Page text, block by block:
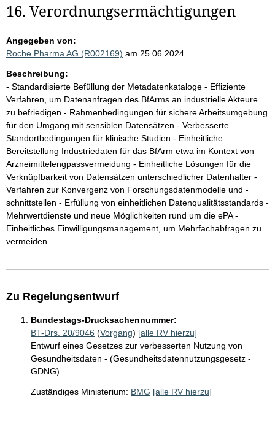
16. Verordnungsermächtigungen
Angegeben von:
Roche Pharma AG (R002169) am 25.06.2024
Beschreibung:
- Standardisierte Befüllung der Metadatenkataloge - Effiziente
Verfahren, um Datenanfragen des BfArms an industrielle Akteure
zu befriedigen - Rahmenbedingungen für sichere Arbeitsumgebung
für den Umgang mit sensiblen Datensätzen - Verbesserte
Standortbedingungen für klinische Studien - Einheitliche
Bereitstellung Industriedaten für das BfArm etwa im Kontext von
Arzneimittelengpassvermeidung - Einheitliche Lösungen für die
Verknüpfbarkeit von Datensätzen unterschiedlicher Datenhalter -
Verfahren zur Konvergenz von Forschungsdatenmodelle und -
schnittstellen - Erfüllung von einheitlichen Datenqualitätsstandards -
Mehrwertdienste und neue Möglichkeiten rund um die ePA -
Einheitliches Einwilligungsmanagement, um Mehrfachabfragen zu
vermeiden
Zu Regelungsentwurf
Bundestags-Drucksachennummer:
BT-Drs. 20/9046 (Vorgang) [alle RV hierzu]
Entwurf eines Gesetzes zur verbesserten Nutzung von
Gesundheitsdaten - (Gesundheitsdatennutzungsgesetz -
GDNG)
Zuständiges Ministerium: BMG [alle RV hierzu]